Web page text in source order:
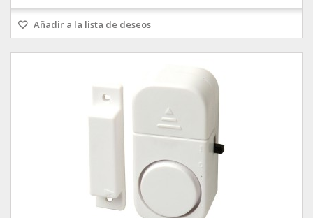
Añadir a la lista de deseos